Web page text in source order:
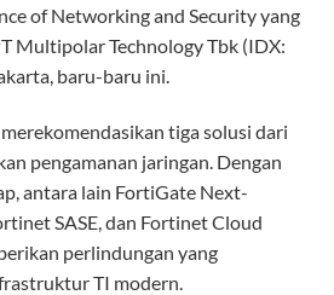
of Networking and Security yang
Multipolar Technology Tbk (IDX:
baru-baru ini.
tiga solusi dari
pengamanan jaringan. Dengan
antara lain FortiGate Next-
SASE, dan Fortinet Cloud
perlindungan yang
TI modern.